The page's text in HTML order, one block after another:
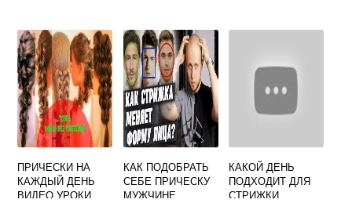
ПРИЧЕСКИ НА
КАЖДЫЙ ДЕНЬ
ВИДЕО УРОКИ
КАК ПОДОБРАТЬ
СЕБЕ ПРИЧЕСКУ
МУЖЧИНЕ
КАКОЙ ДЕНЬ
ПОДХОДИТ ДЛЯ
СТРИЖКИ